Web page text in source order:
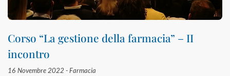
Corso “La gestione della farmacia” – II
incontro
16 Novembre 2022 -Farmacia